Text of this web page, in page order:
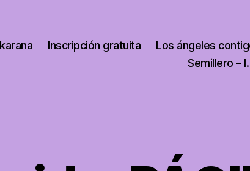
Inscripción gratuita Los ángeles
Semillero – I.